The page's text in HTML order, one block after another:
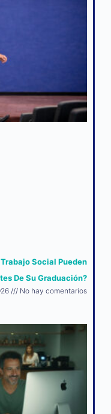
Social Pueden
De Su Graduación?
No hay comentarios